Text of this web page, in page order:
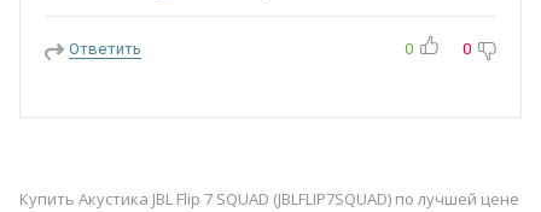
Ответить 0 0
Купить Акустика JBL Flip 7 SQUAD (JBLFLIP7SQUAD) по лучшей цене